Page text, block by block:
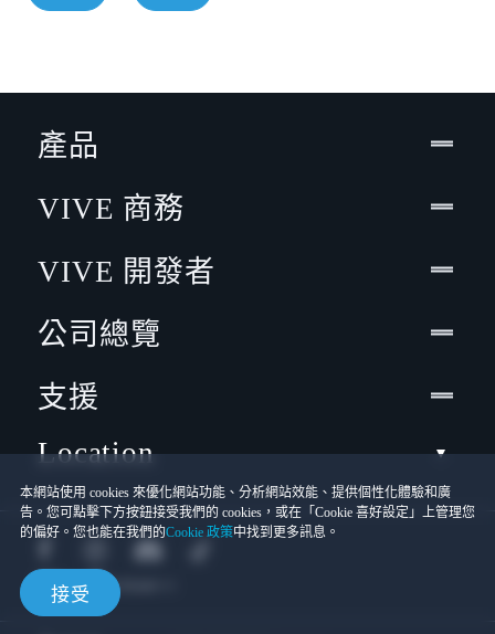
本網站使用 cookies 來優化網站功能、分析網站效能、提供個性化體驗和廣
告。您可點擊下方按鈕接受我們的 cookies，或在「Cookie 喜好設定」上管理您
的偏好。您也能在我們的Cookie 政策中找到更多訊息。
接受
產品
VIVE 商務
VIVE 開發者
公司總覽
支援
Location